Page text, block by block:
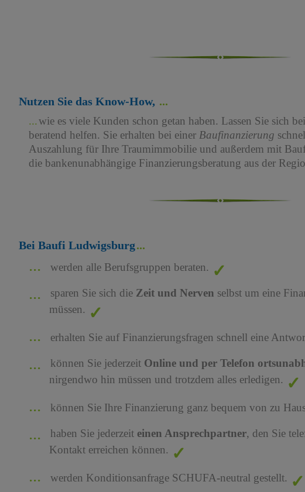
Nutzen Sie das Know-How,
wie es viele Kunden schon getan haben. Lassen Sie sich
beratend helfen. Sie erhalten bei einerBaufinanzierung
Auszahlung für Ihre Traumimmobilie und außerdem mit
die bankenunabhängige Finanzierungsberatung aus der
Bei Baufi Ludwigsburg
werden alle Berufsgruppen beraten.
sparen Sie sich die Zeit und Nerven selbst um eine
müssen.
erhalten Sie auf Finanzierungsfragen schnell eine
können Sie jederzeit Online und per Telefon
nirgendwo hin müssen und trotzdem alles erledigen.
können Sie Ihre Finanzierung ganz bequem von zu
haben Sie jederzeit einen Ansprechpartner, den Sie
Kontakt erreichen können.
werden Konditionsanfrage SCHUFA-neutral gestellt.